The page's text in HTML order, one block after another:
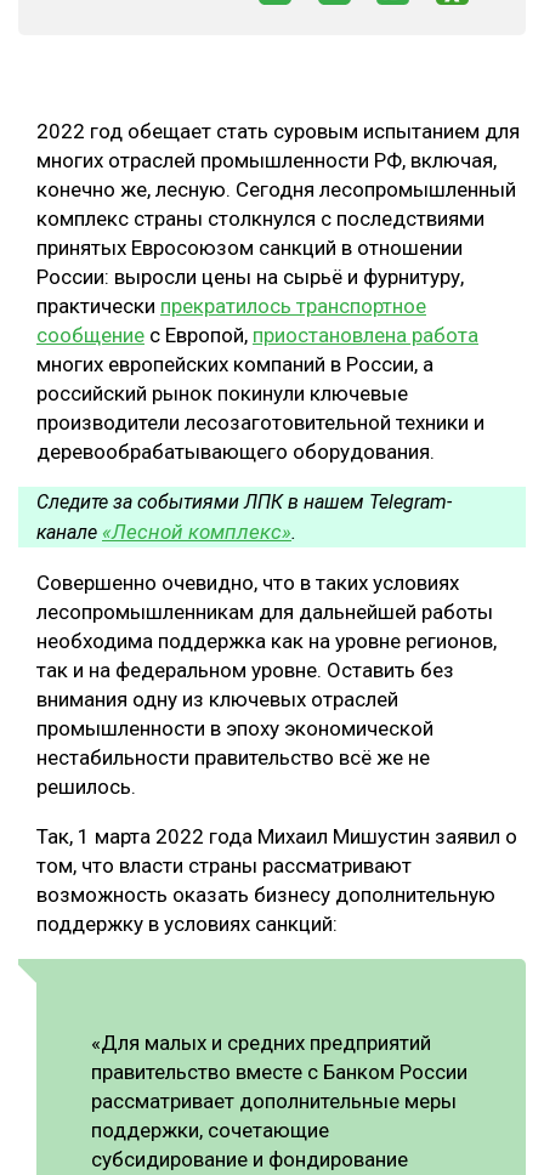
2022 год обещает стать суровым испытанием для
многих отраслей промышленности РФ, включая,
конечно же, лесную. Сегодня лесопромышленный
комплекс страны столкнулся с последствиями
принятых Евросоюзом санкций в отношении
России: выросли цены на сырьё и фурнитуру,
практически прекратилось транспортное
сообщение с Европой, приостановлена работа
многих европейских компаний в России, а
российский рынок покинули ключевые
производители лесозаготовительной техники и
деревообрабатывающего оборудования.
Следите за событиями ЛПК в нашем Telegram-
канале «Лесной комплекс».
Совершенно очевидно, что в таких условиях
лесопромышленникам для дальнейшей работы
необходима поддержка как на уровне регионов,
так и на федеральном уровне. Оставить без
внимания одну из ключевых отраслей
промышленности в эпоху экономической
нестабильности правительство всё же не
решилось.
Так, 1 марта 2022 года Михаил Мишустин заявил о
том, что власти страны рассматривают
возможность оказать бизнесу дополнительную
поддержку в условиях санкций:
«Для малых и средних предприятий
правительство вместе с Банком России
рассматривает дополнительные меры
поддержки, сочетающие
субсидирование и фондирование